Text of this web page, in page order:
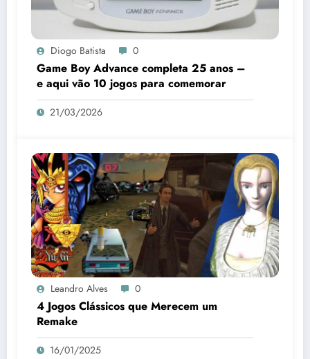
Diogo Batista 0
Game Boy Advance completa 25 anos –
e aqui vão 10 jogos para comemorar
21/03/2026
Leandro Alves 0
4 Jogos Clássicos que Merecem um
Remake
16/01/2025